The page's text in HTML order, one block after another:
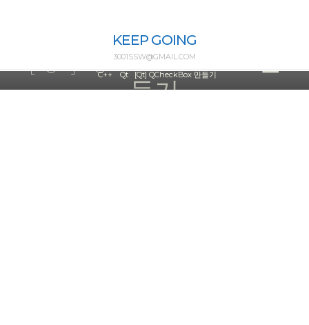
KEEP GOING
3001SSW@GMAIL.COM
Qt
[QT] QCHECKBOX 만
들기
Home
C++ Qt [Qt] QCheckBox 만들기